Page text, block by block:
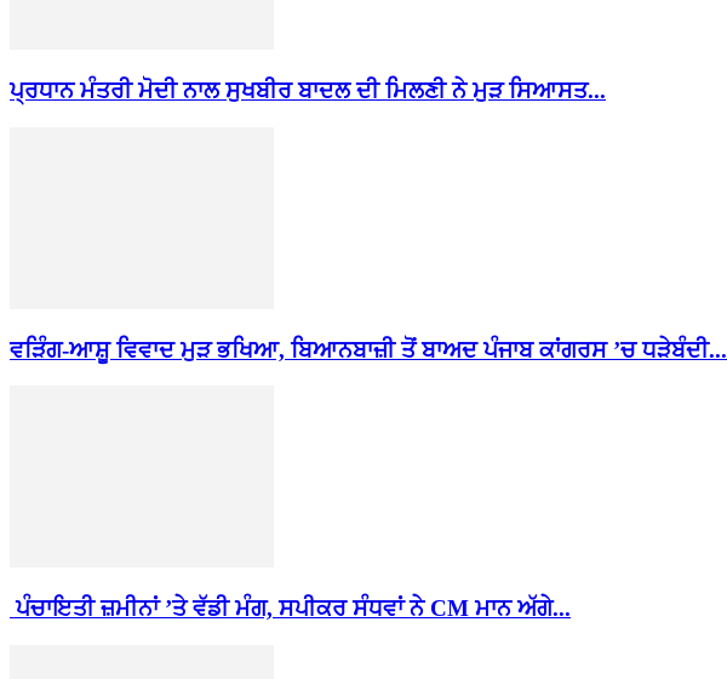
ਪ੍ਰਧਾਨ ਮੰਤਰੀ ਮੋਦੀ ਨਾਲ ਸੁਖਬੀਰ ਬਾਦਲ ਦੀ ਮਿਲਣੀ ਨੇ ਮੁੜ ਸਿਆਸਤ...
ਵੜਿੰਗ-ਆਸ਼ੂ ਵਿਵਾਦ ਮੁੜ ਭਖਿਆ, ਬਿਆਨਬਾਜ਼ੀ ਤੋਂ ਬਾਅਦ ਪੰਜਾਬ ਕਾਂਗਰਸ ’ਚ ਧੜੇਬੰਦੀ...
ਪੰਚਾਇਤੀ ਜ਼ਮੀਨਾਂ ’ਤੇ ਵੱਡੀ ਮੰਗ, ਸਪੀਕਰ ਸੰਧਵਾਂ ਨੇ CM ਮਾਨ ਅੱਗੇ...